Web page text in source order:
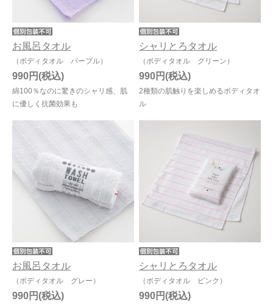
お風呂タオル
（ボディタオル パープル）
綿100％なのに驚きのシャリ感、肌
に優しく抗菌効果も
990円
シャリとろタオル
（ボディタオル グリーン）
2種類の肌触りを楽しめるボディタオ
ル
990円
お風呂タオル
（ボディタオル グレー）
990円
シャリとろタオル
（ボディタオル ピンク）
990円